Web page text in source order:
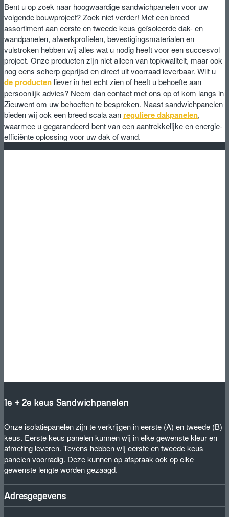
Bent u op zoek naar hoogwaardige sandwichpanelen voor uw
volgende bouwproject? Zoek niet verder! Met een breed
assortiment aan eerste en tweede keus geïsoleerde dak- en
wandpanelen, afwerkprofielen, bevestigingsmaterialen en
vulstroken hebben wij alles wat u nodig heeft voor een succesvol
project. Onze producten zijn niet alleen van topkwaliteit, maar ook
nog eens scherp geprijsd en direct uit voorraad leverbaar. Wilt u
de producten liever in het echt zien of heeft u behoefte aan
persoonlijk advies? Neem dan contact met ons op of kom langs in
Zieuwent om uw behoeften te bespreken. Naast sandwichpanelen
bieden wij ook een breed scala aan reguliere dakpanelen,
waarmee u gegarandeerd bent van een aantrekkelijke en energie-
efficiënte oplossing voor uw dak of wand.
1e + 2e keus Sandwichpanelen
Onze isolatiepanelen zijn te verkrijgen in eerste (A) en tweede (B)
keus. Eerste keus panelen kunnen wij in elke gewenste kleur en
afmeting leveren. Tevens hebben wij eerste en tweede keus
panelen voorradig. Deze kunnen op afspraak ook op elke
gewenste lengte worden gezaagd.
Adresgegevens